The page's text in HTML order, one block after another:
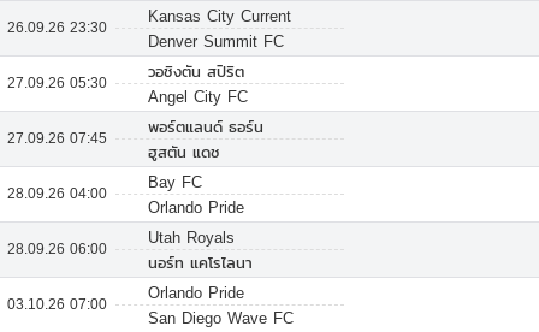
26.09.26 23:30
Kansas City Current
Denver Summit FC
27.09.26 05:30
วอชิงตัน สปิริต
Angel City FC
27.09.26 07:45
พอร์ตแลนด์ ธอร์น
ฮูสตัน แดช
28.09.26 04:00
Bay FC
Orlando Pride
28.09.26 06:00
Utah Royals
นอร์ท แคโรไลนา
03.10.26 07:00
Orlando Pride
San Diego Wave FC